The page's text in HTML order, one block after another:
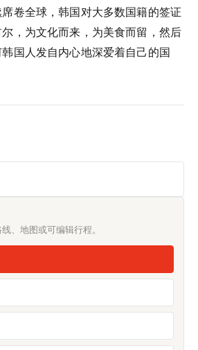
卷全球，韩国对大多数国籍的签证
，为文化而来，为美食而留，然后
国人发自内心地深爱着自己的国
、地图或可编辑行程。